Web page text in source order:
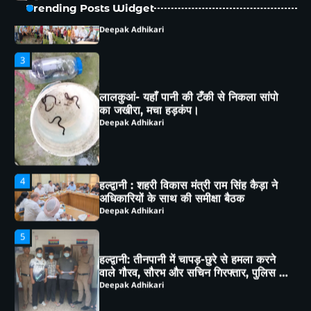
Trending Posts Widgetलालकुआं- यहाँ पानी की टँकी से निकला सांपो
का जखीरा, मचा हड़कंप।
Deepak Adhikari
4
हल्द्वानी : शहरी विकास मंत्री राम सिंह कैड़ा ने
अधिकारियों के साथ की समीक्षा बैठक
Deepak Adhikari
हल्द्वानी: तीनपानी में चापड़-छुरे से हमला करने
वाले गौरव, सौरभ और सचिन गिरफ्तार, पुलिस ने
भेजा जेल
Deepak Adhikari
1
हल्द्वानी: कैबिनेट मंत्री राम सिंह कैड़ा ने लगाया
जनता दरबार, मौके पर सुनीं समस्याएं,
अधिकारियों को दिए सख्त निर्देश
Deepak Adhikari